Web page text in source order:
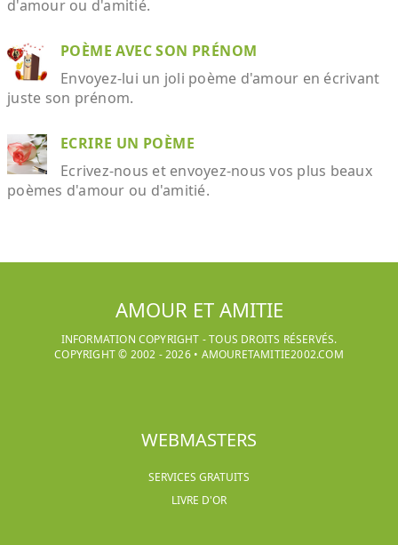
d'amour ou d'amitié.
POÈME AVEC SON PRÉNOM
Envoyez-lui un joli poème d'amour en écrivant
juste son prénom.
ECRIRE UN POÈME
Ecrivez-nous et envoyez-nous vos plus beaux
poèmes d'amour ou d'amitié.
AMOUR ET AMITIE
INFORMATION COPYRIGHT - TOUS DROITS RÉSERVÉS.
COPYRIGHT © 2002 -2026• AMOURETAMITIE2002.COM
WEBMASTERS
SERVICES GRATUITS
LIVRE D'OR